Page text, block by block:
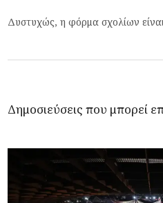
Δυστυχώς, η φόρμα σχολίων
Δημοσιεύσεις που μπορεί